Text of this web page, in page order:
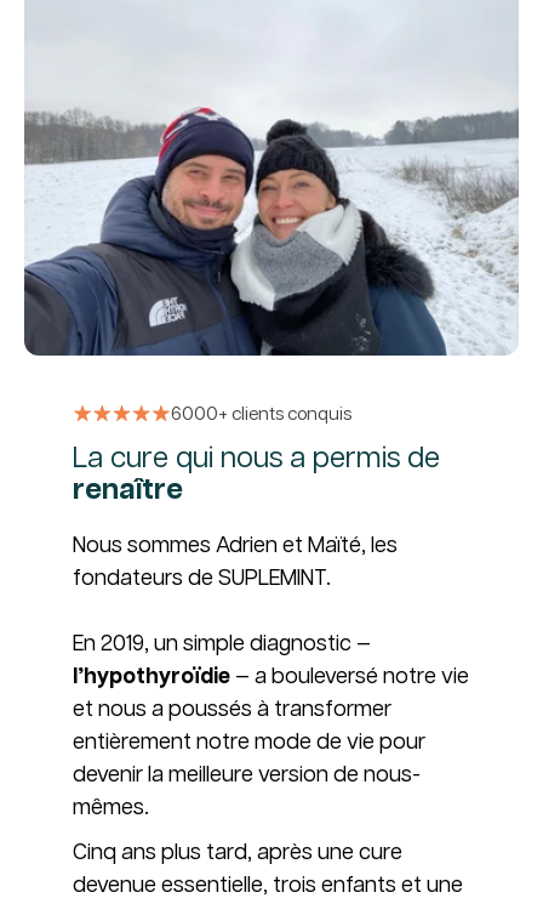
6000+ clients conquis
La cure qui nous a permis de
renaître
Nous sommes Adrien et Maïté, les
fondateurs de SUPLEMINT.
En 2019, un simple diagnostic —
l’hypothyroïdie — a bouleversé notre vie
et nous a poussés à transformer
entièrement notre mode de vie pour
devenir la meilleure version de nous-
mêmes.
Cinq ans plus tard, après une cure
devenue essentielle, trois enfants et une